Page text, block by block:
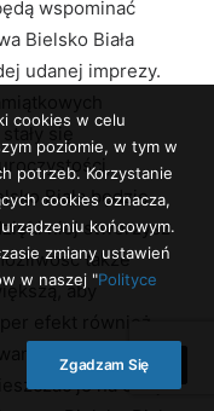
wspominać
Bielsko Biała
udanej imprezy.
się
Biała będzie
niej stworzysz
także
aby
efekt również
kilku
je na całej
cookies w celu
poziomie, w tym w
potrzeb. Korzystanie
cookies oznacza,
końcowym.
zmiany ustawień
w naszej "Polityce
Zgadzam Się